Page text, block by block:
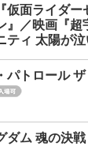
仮面ライダー
』／映画『超
ティ 太陽が泣
パトロール
ダム 魂の決戦